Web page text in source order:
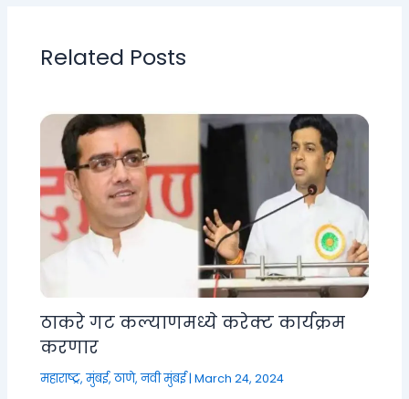
Related Posts
ठाकरे गट कल्याणमध्ये करेक्ट कार्यक्रम
करणार
महाराष्ट्र,मुंबई, ठाणे, नवी मुंबई|March 24, 2024